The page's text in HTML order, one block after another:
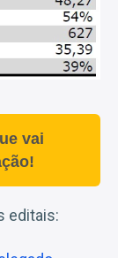
vai
editais: